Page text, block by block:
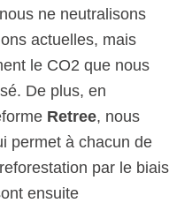
ne neutralisons
actuelles, mais
le CO2 que nous
De plus, en
Retree, nous
permet à chacun de
par le biais
ensuite